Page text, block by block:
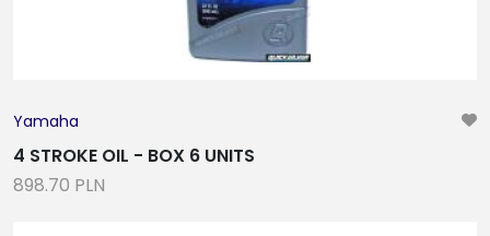
Yamaha
4 STROKE OIL - BOX 6 UNITS
898.70 PLN